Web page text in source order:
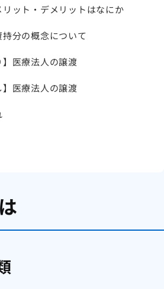
ット・デメリットはなにか
分の概念について
】医療法人の譲渡
】医療法人の譲渡